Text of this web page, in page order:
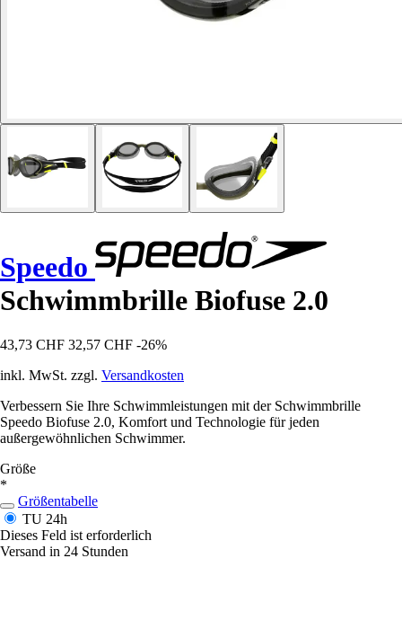
Speedo
Schwimmbrille Biofuse 2.0
43,73 CHF 32,57 CHF -26%
inkl. MwSt. zzgl. Versandkosten
Verbessern Sie Ihre Schwimmleistungen mit der Schwimmbrille
Speedo Biofuse 2.0, Komfort und Technologie für jeden
außergewöhnlichen Schwimmer.
Größe
*
Größentabelle
TU 24h
Dieses Feld ist erforderlich
Versand in 24 Stunden